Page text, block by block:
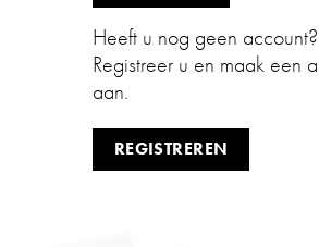
Heeft u nog geen account?
Registreer u en maak een
aan.
REGISTREREN